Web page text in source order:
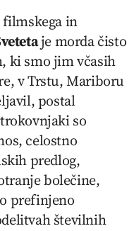
filmskega in
je morda čisto
ki smo jim včasih
v Trstu, Mariboru
postal
so
celostno
predlog,
bolečine,
prefinjeno
številnih